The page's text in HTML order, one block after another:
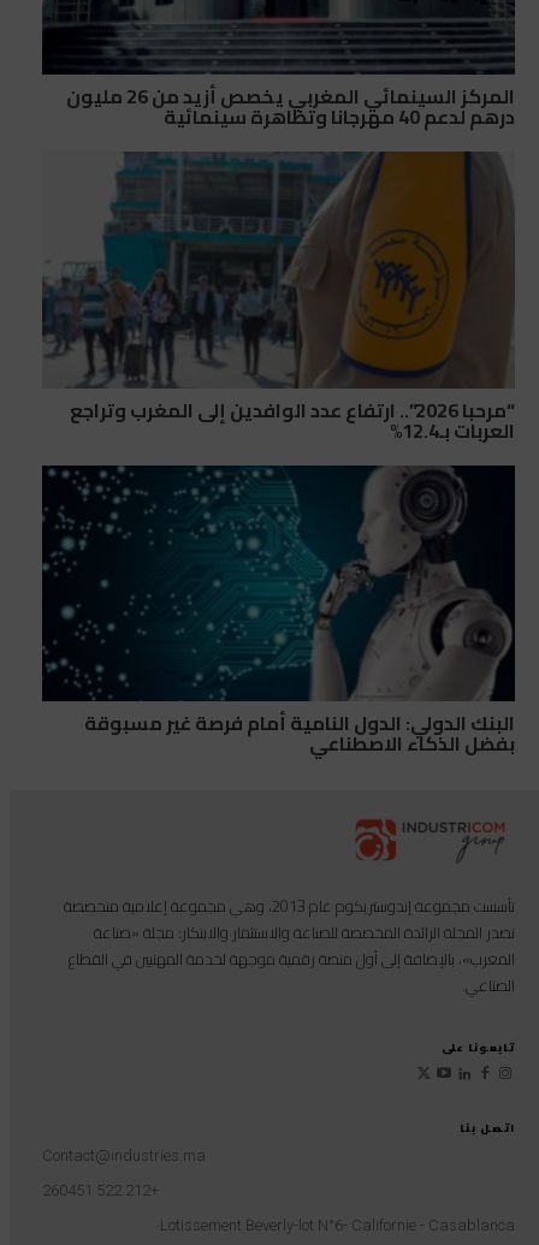
المركز السينمائي المغربي يخصص أزيد من 26 مليون
درهم لدعم 40 مهرجانا وتظاهرة سينمائية
“مرحبا 2026”.. ارتفاع عدد الوافدين إلى المغرب وتراجع
العربات بـ12.4%
البنك الدولي: الدول النامية أمام فرصة غير مسبوقة
بفضل الذكاء الاصطناعي
اتصل بنا
Contact@industries.ma
+212 522 260451
Lotissement Beverly-lot N°6- Californie - Casablanca
تأسست مجموعة إندوستريكوم عام 2013، وهي مجموعة إعلامية متخصصة
تصدر المجلة الرائدة المخصصة للصناعة والاستثمار والابتكار: مجلة «صناعة
المغرب»، بالإضافة إلى أول منصة رقمية موجهة لخدمة المهنيين في القطاع
الصناعي.
تابعونا على